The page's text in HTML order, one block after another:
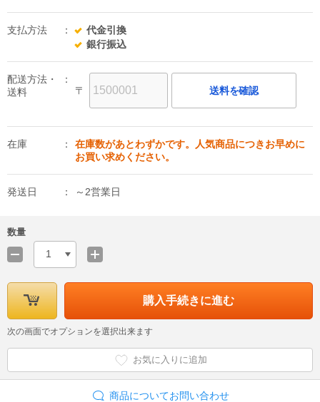
支払方法
代金引換
銀行振込
配送方法・
送料
〒 送料を確認
在庫
在庫数があとわずかです。人気商品につきお早めに
お買い求めください。
発送日 ～2営業日
数量
1
購入手続きに進む
次の画面でオプションを選択出来ます
お気に入りに追加
商品についてお問い合わせ